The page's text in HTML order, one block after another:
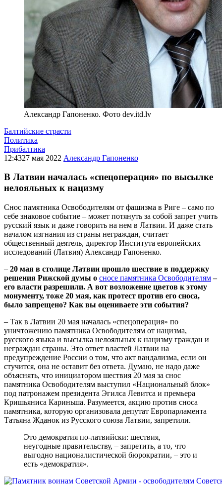
Александр Гапоненко. Фото dev.itd.lv
Балтийские страсти
Политика
Прибалтика
12:4327 мая 2022 Александр Гапоненко
В Латвии началась «спецоперация» по высылке
нелояльных к нацизму
Снос памятника Освободителям от фашизма в Риге – само по
себе знаковое событие – может потянуть за собой запрет учить
русский язык и даже говорить на нем в Латвии. И даже стать
началом изгнания из страны неграждан, считает
общественный деятель, директор Института европейских
исследований (Латвия) Александр Гапоненко.
– 20 мая в столице Латвии прошло шествие в поддержку
решения Рижской думы о сносе памятника Освободителям –
его власти разрешили. А вот возложение цветов к этому
монументу, тоже 20 мая, как протест против его сноса,
было запрещено? Как вы оцениваете эти события?
– Так в Латвии 20 мая началась «спецоперация» по
уничтожению памятника Освободителям от нацизма,
русского языка и высылка нелояльных к нацизму граждан и
неграждан страны. Это ответ властей Латвии на
предупреждение России о том, что акт вандализма, если он
стучится, она не оставит без ответа. Думаю, не надо даже
объяснять, что инициатором шествия 20 мая за снос
памятника Освободителям выступил «Национальный блок»
под патронажем президента Эгилса Левитса и премьера
Кришьяниса Кариньша. Разумеется, акцию против сноса
памятника, которую организовала депутат Европарламента
Татьяна Жданок из Русского союза Латвии, запретили.
Это демократия по-латвийски: шествия,
неугодные правительству, – запретить, а то, что
выгодно националистической бюрократии, – это и
есть «демократия».